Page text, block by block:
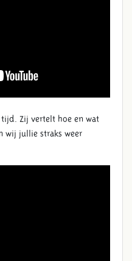
tijd. Zij vertelt hoe en wat
wij jullie straks weer